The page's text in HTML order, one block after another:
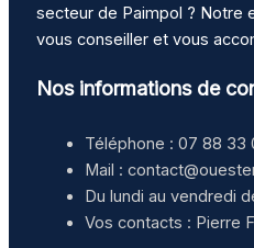
secteur de Paimpol ? Notre
vous conseiller et vous
Nos informations de
Téléphone : 07 88 33
Mail :
Du lundi au vendredi
Vos contacts : Pierre